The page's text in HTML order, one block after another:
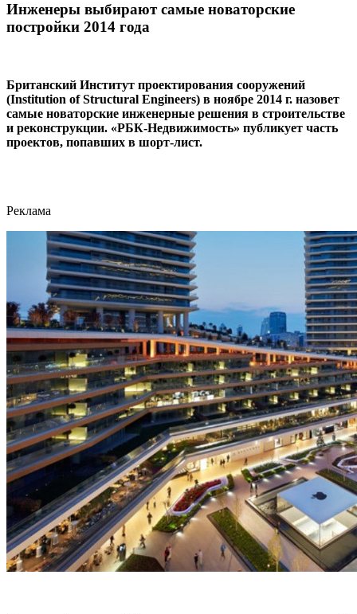
Инженеры выбирают самые новаторские
постройки 2014 года
Британский Институт проектирования сооружений
(Institution of Structural Engineers) в ноябре 2014 г. назовет
самые новаторские инженерные решения в строительстве
и реконструкции. «РБК-Недвижимость» публикует часть
проектов, попавших в шорт-лист.
Реклама